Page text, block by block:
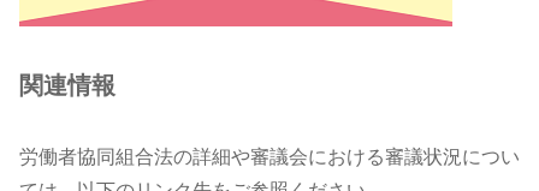
関連情報
労働者協同組合法の詳細や審議会における審議状況につい